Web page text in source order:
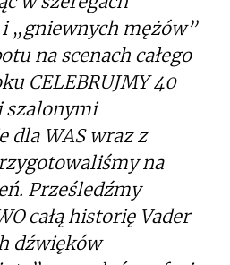
„gniewnych mężów”
na scenach całego
CELEBRUJMY 40
szalonymi
dla WAS wraz z
na
Prześledźmy
całą historię Vader
dźwięków